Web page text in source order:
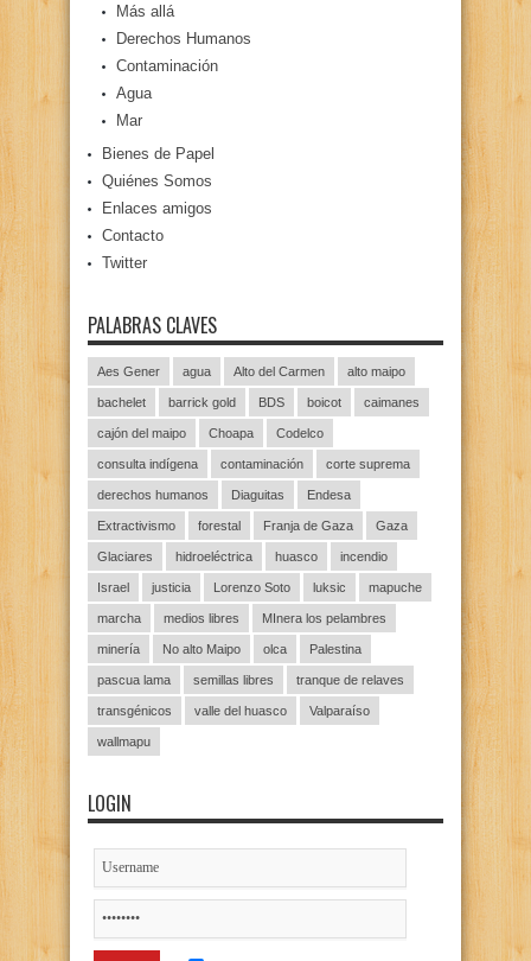
Más allá
Derechos Humanos
Contaminación
Agua
Mar
Bienes de Papel
Quiénes Somos
Enlaces amigos
Contacto
Twitter
PALABRAS CLAVES
Aes Gener agua Alto del Carmen alto maipo
bachelet barrick gold BDS boicot caimanes
cajón del maipo Choapa Codelco
consulta indígena contaminación corte suprema
derechos humanos Diaguitas Endesa
Extractivismo forestal Franja de Gaza Gaza
Glaciares hidroeléctrica huasco incendio
Israel justicia Lorenzo Soto luksic mapuche
marcha medios libres MInera los pelambres
minería No alto Maipo olca Palestina
pascua lama semillas libres tranque de relaves
transgénicos valle del huasco Valparaíso
wallmapu
LOGIN